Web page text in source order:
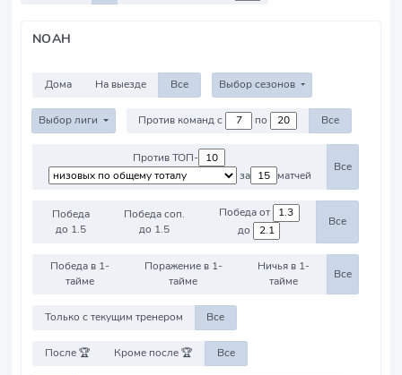
NOAH
Дома На выезде Все Выбор сезонов
Выбор лиги Против команд с по Все
Против ТОП-
за
матчей
Все
Победа
до 1.5
Победа соп.
до 1.5
Победа от
до
Все
Победа в 1-
тайме
Поражение в 1-
тайме
Ничья в 1-
тайме
Все
Только с текущим тренером Все
После 🏆 Кроме после 🏆 Все